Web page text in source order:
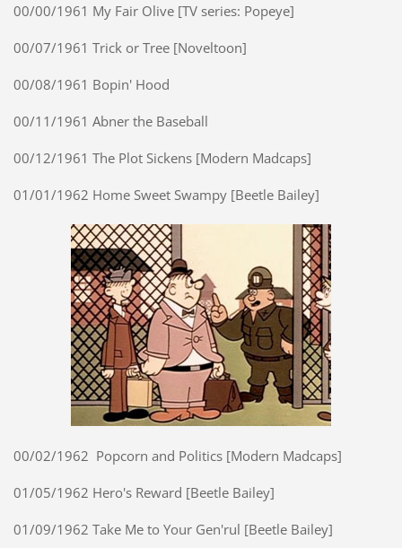
00/00/1961 My Fair Olive [TV series: Popeye]
00/07/1961 Trick or Tree [Noveltoon]
00/08/1961 Bopin' Hood
00/11/1961 Abner the Baseball
00/12/1961 The Plot Sickens [Modern Madcaps]
01/01/1962 Home Sweet Swampy [Beetle Bailey]
00/02/1962 Popcorn and Politics [Modern Madcaps]
01/05/1962 Hero's Reward [Beetle Bailey]
01/09/1962 Take Me to Your Gen'rul [Beetle Bailey]